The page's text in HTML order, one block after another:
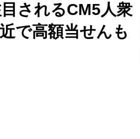
されるCM5人衆
で高額当せんも